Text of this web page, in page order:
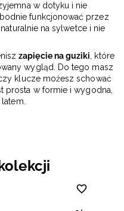
w dotyku i nie
funkcjonować przez
na sylwetce i nie
zapięcie na guziki, które
wygląd. Do tego masz
klucze możesz schować
prosta w formie i wygodna,